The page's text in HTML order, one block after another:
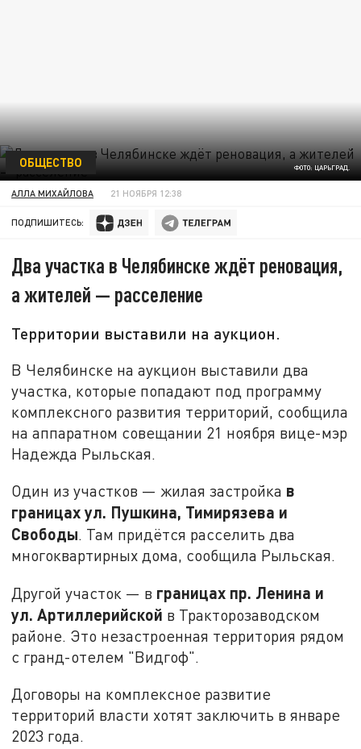
ФОТО: ЦАРЬГРАД.
ОБЩЕСТВО
АЛЛА МИХАЙЛОВА 21 НОЯБРЯ 12:38
ПОДПИШИТЕСЬ:
Два участка в Челябинске ждёт реновация,
а жителей — расселение
Территории выставили на аукцион.
В Челябинске на аукцион выставили два
участка, которые попадают под программу
комплексного развития территорий, сообщила
на аппаратном совещании 21 ноября вице-мэр
Надежда Рыльская.
Один из участков — жилая застройка в
границах ул. Пушкина, Тимирязева и
Свободы. Там придётся расселить два
многоквартирных дома, сообщила Рыльская.
Другой участок — в границах пр. Ленина и
ул. Артиллерийской в Тракторозаводском
районе. Это незастроенная территория рядом
с гранд-отелем "Видгоф".
Договоры на комплексное развитие
территорий власти хотят заключить в январе
2023 года.